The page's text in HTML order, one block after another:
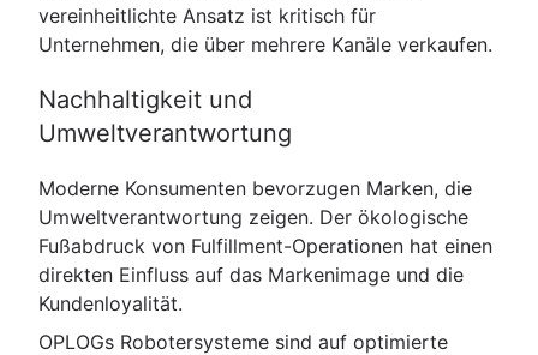
vereinheitlichte Ansatz ist kritisch für
Unternehmen, die über mehrere Kanäle verkaufen.
Nachhaltigkeit und
Umweltverantwortung
Moderne Konsumenten bevorzugen Marken, die
Umweltverantwortung zeigen. Der ökologische
Fußabdruck von Fulfillment-Operationen hat einen
direkten Einfluss auf das Markenimage und die
Kundenloyalität.
OPLOGs Robotersysteme sind auf optimierte